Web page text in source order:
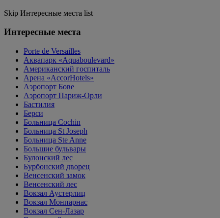
Skip Интересные места list
Интересные места
Porte de Versailles
Аквапарк «Aquaboulevard»
Американский госпиталь
Арена «AccorHotels»
Аэропорт Бове
Аэропорт Париж-Орли
Бастилия
Берси
Больница Cochin
Больница St Joseph
Больница Ste Anne
Большие бульвары
Булонский лес
Бурбонский дворец
Венсенский замок
Венсенский лес
Вокзал Аустерлиц
Вокзал Монпарнас
Вокзал Сен-Лазар